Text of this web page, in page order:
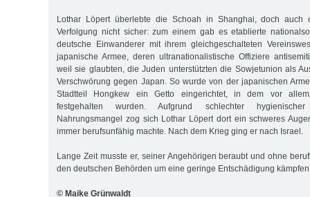
Lothar Löpert überlebte die Schoah in Shanghai, doch auch
Verfolgung nicht sicher: zum einem gab es etablierte
deutsche Einwanderer mit ihrem gleichgeschalteten
japanische Armee, deren ultranationalistische Offiziere
weil sie glaubten, die Juden unterstützten die Sowjetunion als
Verschwörung gegen Japan. So wurde von der japanischen
Stadtteil Hongkew ein Getto eingerichtet, in dem vor
festgehalten wurden. Aufgrund schlechter
Nahrungsmangel zog sich Lothar Löpert dort ein schweres
immer berufsunfähig machte. Nach dem Krieg ging er nach Israel.
Lange Zeit musste er, seiner Angehörigen beraubt und ohne
den deutschen Behörden um eine geringe Entschädigung
© Maike Grünwaldt